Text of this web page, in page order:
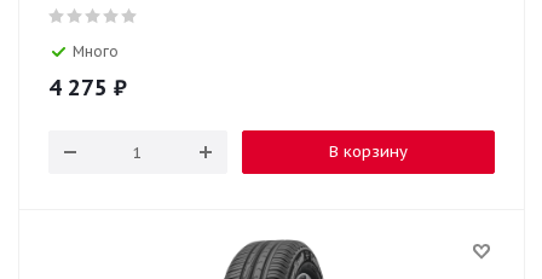
Много
4 275 ₽
В корзину